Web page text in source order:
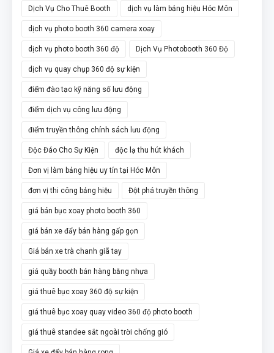
Dịch Vụ Cho Thuê Booth dịch vụ làm bảng hiệu Hóc Môn
dịch vụ photo booth 360 camera xoay
dịch vụ photo booth 360 độ Dịch Vụ Photobooth 360 Độ
dịch vụ quay chụp 360 độ sự kiện
điểm đào tạo kỹ năng số lưu động
điểm dịch vụ công lưu động
điểm truyền thông chính sách lưu động
Độc Đáo Cho Sự Kiện độc lạ thu hút khách
Đơn vị làm bảng hiệu uy tín tại Hóc Môn
đơn vị thi công bảng hiệu Đột phá truyền thông
giá bán bục xoay photo booth 360
giá bán xe đẩy bán hàng gấp gọn
Giá bán xe trà chanh giã tay
giá quầy booth bán hàng bằng nhựa
giá thuê bục xoay 360 độ sự kiện
giá thuê bục xoay quay video 360 độ photo booth
giá thuê standee sắt ngoài trời chống gió